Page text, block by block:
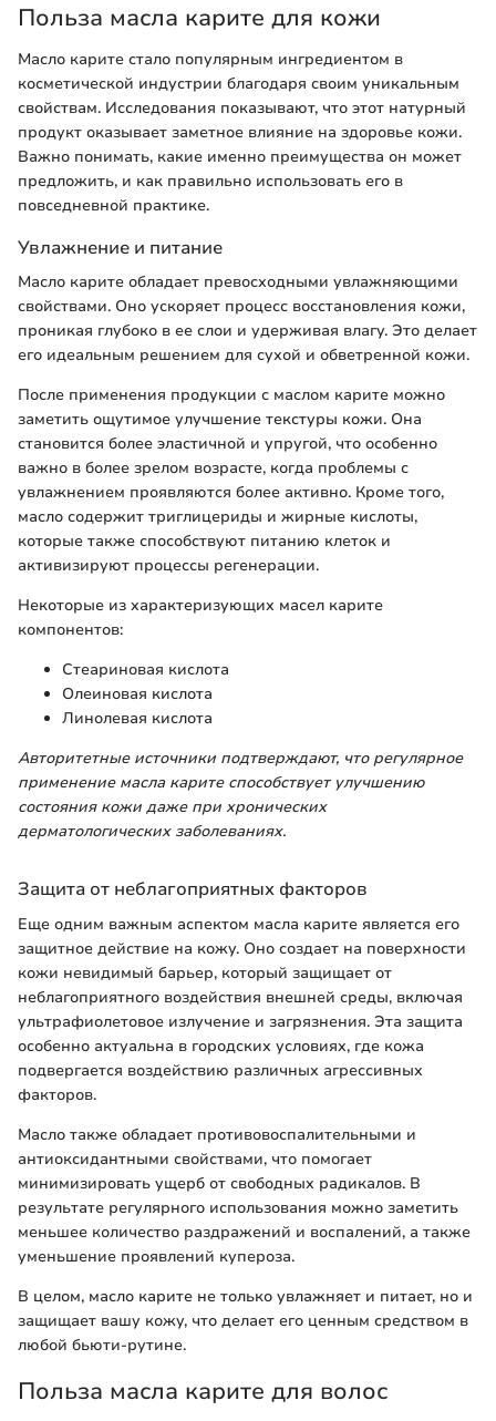
Польза масла карите для кожи
Масло карите стало популярным ингредиентом в
косметической индустрии благодаря своим уникальным
свойствам. Исследования показывают, что этот натурный
продукт оказывает заметное влияние на здоровье кожи.
Важно понимать, какие именно преимущества он может
предложить, и как правильно использовать его в
повседневной практике.
Увлажнение и питание
Масло карите обладает превосходными увлажняющими
свойствами. Оно ускоряет процесс восстановления кожи,
проникая глубоко в ее слои и удерживая влагу. Это делает
его идеальным решением для сухой и обветренной кожи.
После применения продукции с маслом карите можно
заметить ощутимое улучшение текстуры кожи. Она
становится более эластичной и упругой, что особенно
важно в более зрелом возрасте, когда проблемы с
увлажнением проявляются более активно. Кроме того,
масло содержит триглицериды и жирные кислоты,
которые также способствуют питанию клеток и
активизируют процессы регенерации.
Некоторые из характеризующих масел карите
компонентов:
Стеариновая кислота
Олеиновая кислота
Линолевая кислота
Авторитетные источники подтверждают, что регулярное
применение масла карите способствует улучшению
состояния кожи даже при хронических
дерматологических заболеваниях.
Защита от неблагоприятных факторов
Еще одним важным аспектом масла карите является его
защитное действие на кожу. Оно создает на поверхности
кожи невидимый барьер, который защищает от
неблагоприятного воздействия внешней среды, включая
ультрафиолетовое излучение и загрязнения. Эта защита
особенно актуальна в городских условиях, где кожа
подвергается воздействию различных агрессивных
факторов.
Масло также обладает противовоспалительными и
антиоксидантными свойствами, что помогает
минимизировать ущерб от свободных радикалов. В
результате регулярного использования можно заметить
меньшее количество раздражений и воспалений, а также
уменьшение проявлений купероза.
В целом, масло карите не только увлажняет и питает, но и
защищает вашу кожу, что делает его ценным средством в
любой бьюти-рутине.
Польза масла карите для волос